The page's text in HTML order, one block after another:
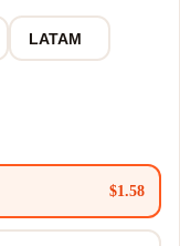
LATAM
$1.58